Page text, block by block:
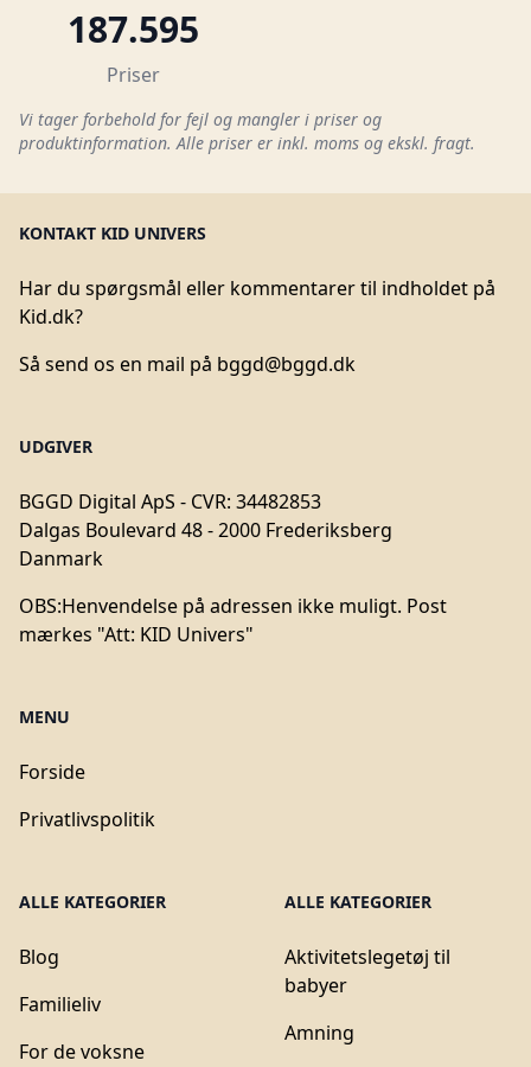
187.595
Priser
Vi tager forbehold for fejl og mangler i priser og
produktinformation. Alle priser er inkl. moms og ekskl. fragt.
KONTAKT KID UNIVERS
Har du spørgsmål eller kommentarer til indholdet på
Kid.dk?
Så send os en mail på bggd@bggd.dk
UDGIVER
BGGD Digital ApS - CVR: 34482853
Dalgas Boulevard 48 - 2000 Frederiksberg
Danmark
OBS:Henvendelse på adressen ikke muligt. Post
mærkes "Att: KID Univers"
MENU
Forside
Privatlivspolitik
ALLE KATEGORIER
Blog
Familieliv
For de voksne
ALLE KATEGORIER
Aktivitetslegetøj til
babyer
Amning